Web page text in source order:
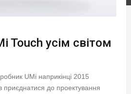
Touch усім світом
UMi наприкінці 2015
приєднатися до проектування